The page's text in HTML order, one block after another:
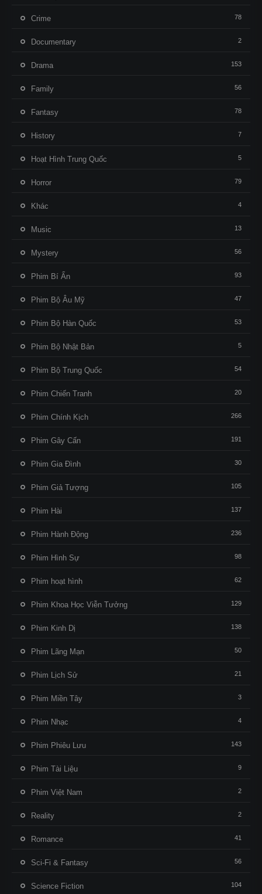
Crime 78
Documentary 2
Drama 153
Family 56
Fantasy 78
History 7
Hoạt Hình Trung Quốc 5
Horror 79
Khác 4
Music 13
Mystery 56
Phim Bí Ẩn 93
Phim Bộ Âu Mỹ 47
Phim Bộ Hàn Quốc 53
Phim Bộ Nhật Bản 5
Phim Bộ Trung Quốc 54
Phim Chiến Tranh 20
Phim Chính Kịch 266
Phim Gây Cấn 191
Phim Gia Đình 30
Phim Giả Tượng 105
Phim Hài 137
Phim Hành Động 236
Phim Hình Sự 98
Phim hoạt hình 62
Phim Khoa Học Viễn Tưởng 129
Phim Kinh Dị 138
Phim Lãng Mạn 50
Phim Lịch Sử 21
Phim Miền Tây 3
Phim Nhạc 4
Phim Phiêu Lưu 143
Phim Tài Liệu 9
Phim Việt Nam 2
Reality 2
Romance 41
Sci-Fi & Fantasy 56
Science Fiction 104